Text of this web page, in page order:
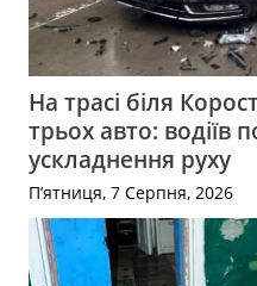
На трасі біля
трьох авто: водіїв
ускладнення руху
П’ятниця, 7 Серпня, 2026